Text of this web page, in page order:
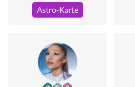
Astro-Karte